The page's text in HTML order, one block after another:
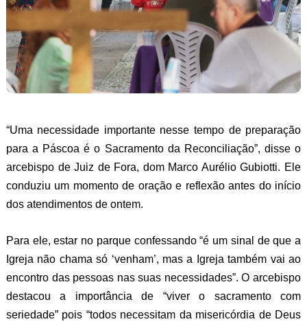
“Uma necessidade importante nesse tempo de preparação
para a Páscoa é o Sacramento da Reconciliação”, disse o
arcebispo de Juiz de Fora, dom Marco Aurélio Gubiotti. Ele
conduziu um momento de oração e reflexão antes do início
dos atendimentos de ontem.
Para ele, estar no parque confessando “é um sinal de que a
Igreja não chama só ‘venham’, mas a Igreja também vai ao
encontro das pessoas nas suas necessidades”. O arcebispo
destacou a importância de “viver o sacramento com
seriedade” pois “todos necessitam da misericórdia de Deus